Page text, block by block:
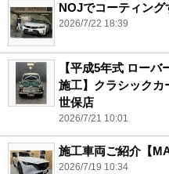
NOJでコーティング
2026/7/22 18:39
【平成5年式 ロー
施工】クラシック
世保店
2026/7/21 10:01
施工車両ご紹介【
2026/7/19 10:34